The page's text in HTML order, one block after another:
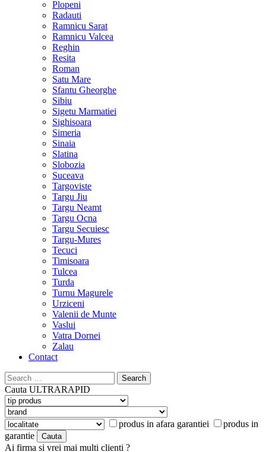
Plopeni
Radauti
Ramnicu Sarat
Ramnicu Valcea
Reghin
Resita
Roman
Satu Mare
Sfantu Gheorghe
Sibiu
Sigetu Marmatiei
Sighisoara
Simeria
Sinaia
Slatina
Slobozia
Suceava
Targoviste
Targu Jiu
Targu Neamt
Targu Ocna
Targu Secuiesc
Targu-Mures
Tecuci
Timisoara
Tulcea
Turda
Turnu Magurele
Urziceni
Valenii de Munte
Vaslui
Vatra Dornei
Zalau
Contact
Search
for:
Cauta ULTRARAPID
produs in afara garantiei
produs in
garantie
Ai firma si vrei mai multi clienti ?